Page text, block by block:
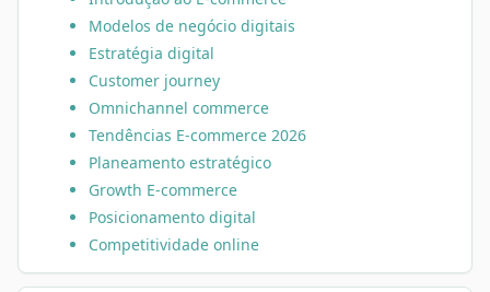
Modelos de negócio digitais
Estratégia digital
Customer journey
Omnichannel commerce
Tendências E-commerce 2026
Planeamento estratégico
Growth E-commerce
Posicionamento digital
Competitividade online